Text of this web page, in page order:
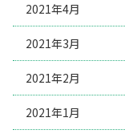
2021年4月
2021年3月
2021年2月
2021年1月